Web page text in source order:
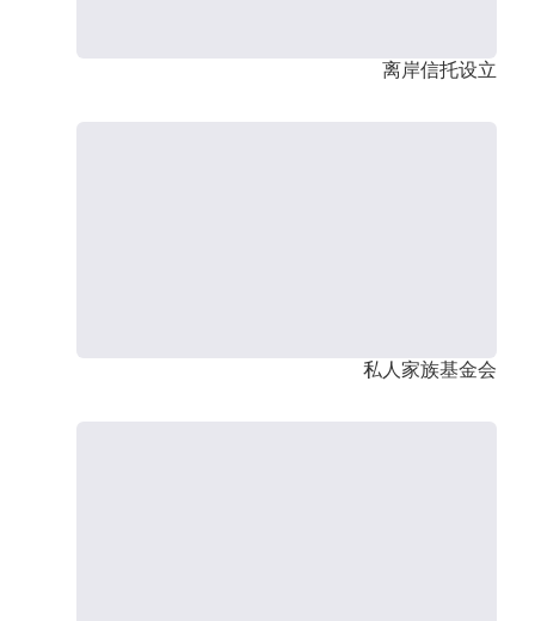
离岸信托设立
私人家族基金会